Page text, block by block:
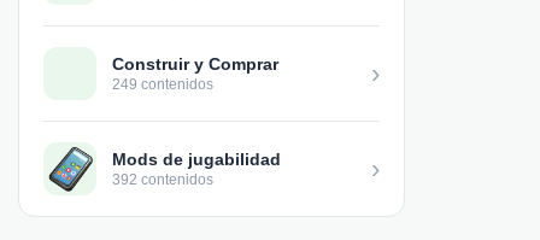
Construir y Comprar
249 contenidos ›
Mods de jugabilidad
392 contenidos ›